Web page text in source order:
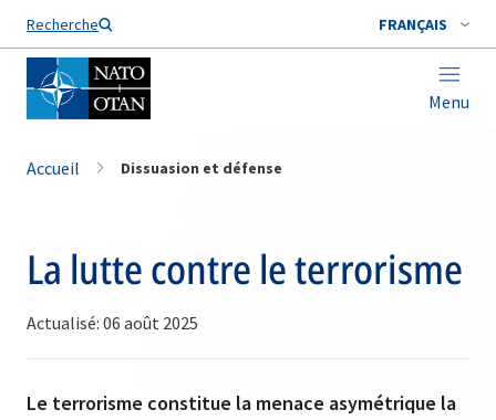
Recherche FRANÇAIS
Menu
Nom de famille*
Accueil Dissuasion et défense
La lutte contre le terrorisme
Actualisé: 06 août 2025
Le terrorisme constitue la menace asymétrique la